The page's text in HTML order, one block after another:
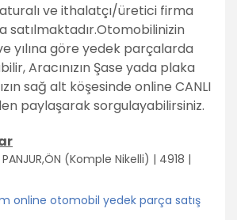
ve ithalatçı/üretici firma
satılmaktadır.Otomobilinizin
yılına göre yedek parçalarda
Aracınızın Şase yada plaka
sağ alt köşesinde online CANLI
paylaşarak sorgulayabilirsiniz.
(Komple Nikelli) | 4918 |